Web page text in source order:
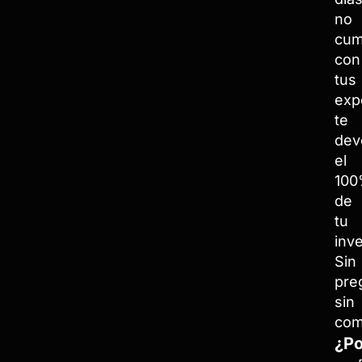
no
con
tus
te
el
de
tu
Sin
sin